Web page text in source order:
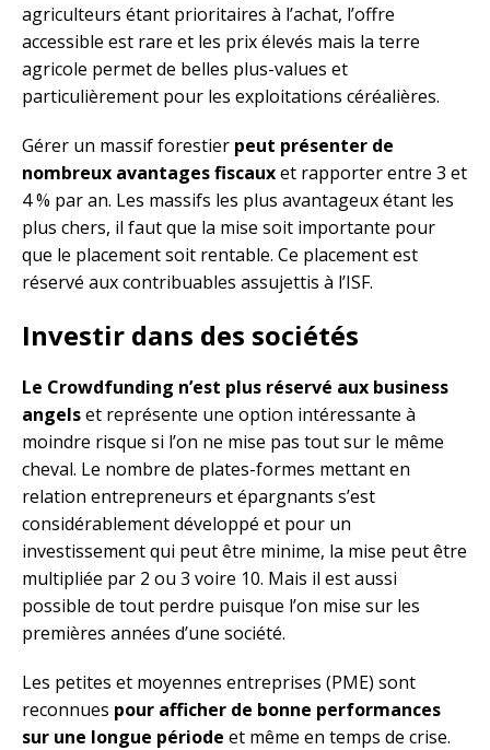
agriculteurs étant prioritaires à l’achat, l’offre
accessible est rare et les prix élevés mais la terre
agricole permet de belles plus-values et
particulièrement pour les exploitations céréalières.
Gérer un massif forestier peut présenter de
nombreux avantages fiscauxet rapporter entre 3 et
4 % par an. Les massifs les plus avantageux étant les
plus chers, il faut que la mise soit importante pour
que le placement soit rentable. Ce placement est
réservé aux contribuables assujettis à l’ISF.
Investir dans des sociétés
Le Crowdfunding n’est plus réservé aux business
angelset représente une option intéressante à
moindre risque si l’on ne mise pas tout sur le même
cheval. Le nombre de plates-formes mettant en
relation entrepreneurs et épargnants s’est
considérablement développé et pour un
investissement qui peut être minime, la mise peut être
multipliée par 2 ou 3 voire 10. Mais il est aussi
possible de tout perdre puisque l’on mise sur les
premières années d’une société.
Les petites et moyennes entreprises (PME) sont
reconnues pour afficher de bonne performances
sur une longue période et même en temps de crise.